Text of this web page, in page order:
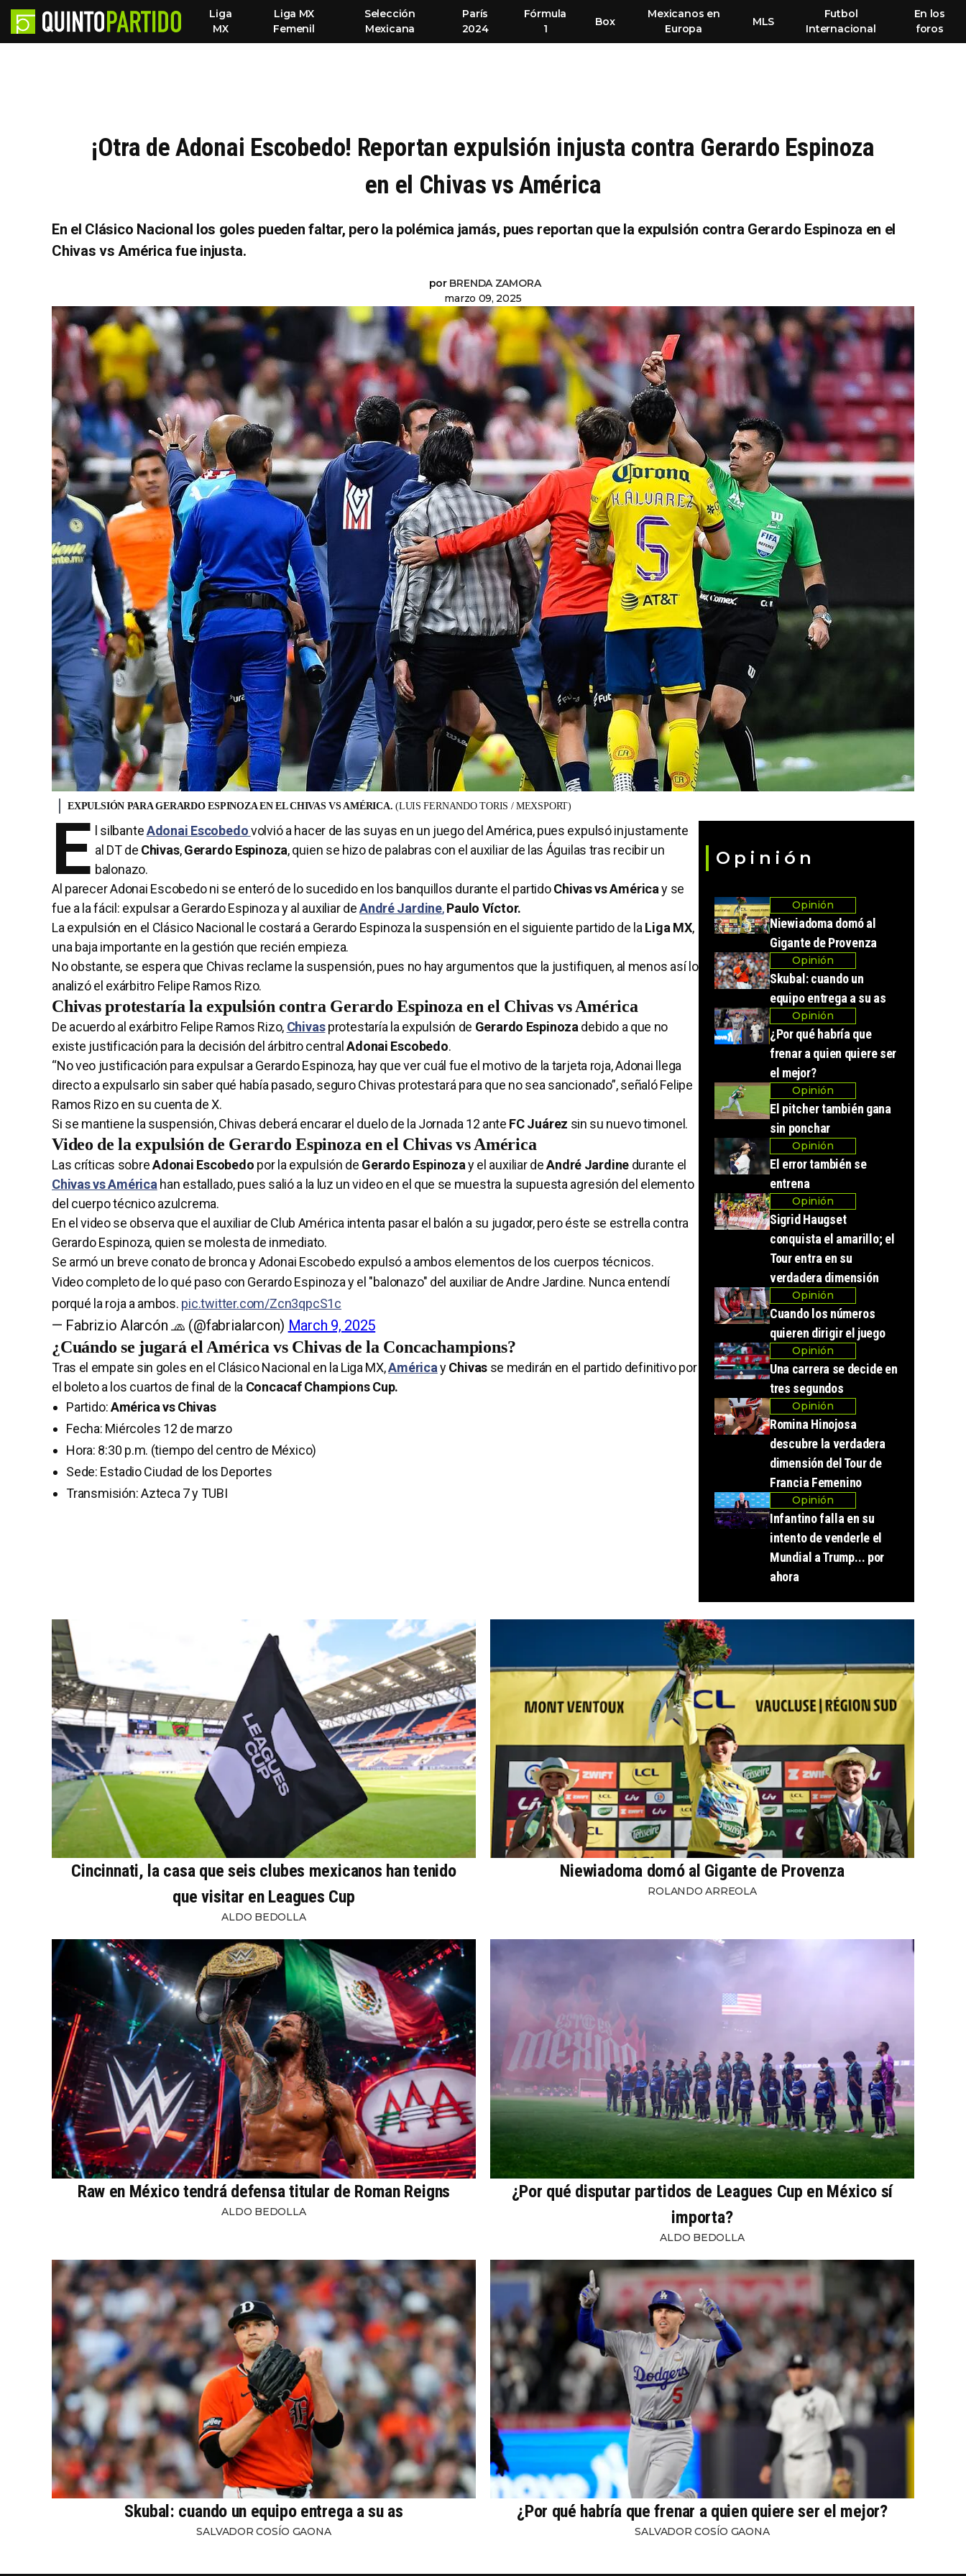
Liga
MX
Liga MX
Femenil
Selección
Mexicana
París
2024
Fórmula
1
Box
Mexicanos en
Europa
MLS
Futbol
Internacional
En los
foros
¡Otra de Adonai Escobedo! Reportan expulsión injusta contra Gerardo Espinoza
en el Chivas vs América
En el Clásico Nacional los goles pueden faltar, pero la polémica jamás, pues reportan que la expulsión contra Gerardo Espinoza en el
Chivas vs América fue injusta.
por BRENDA ZAMORA
marzo 09, 2025
EXPULSIÓN PARA GERARDO ESPINOZA EN EL CHIVAS VS AMÉRICA. (LUIS FERNANDO TORIS / MEXSPORT)
E l silbanteAdonai Escobedovolvió a hacer de las suyas en un juego del América, pues expulsó injustamente
al DT de Chivas,Gerardo Espinoza, quien se hizo de palabras con el auxiliar de las Águilas tras recibir un
balonazo.
Al parecer Adonai Escobedo ni se enteró de lo sucedido en los banquillos durante el partidoChivas vs Américay se
fue a la fácil: expulsar a Gerardo Espinoza y al auxiliar deAndré Jardine,Paulo Víctor.
La expulsión en el Clásico Nacional le costará a Gerardo Espinoza la suspensión en el siguiente partido de la Liga MX,
una baja importante en la gestión que recién empieza.
No obstante, se espera que Chivas reclame la suspensión, pues no hay argumentos que la justifiquen, al menos así lo
analizó el exárbitro Felipe Ramos Rizo.
Chivas protestaría la expulsión contra Gerardo Espinoza en el Chivas vs América
De acuerdo al exárbitro Felipe Ramos Rizo, Chivasprotestaría la expulsión de Gerardo Espinoza debido a que no
existe justificación para la decisión del árbitro centralAdonai Escobedo.
“No veo justificación para expulsar a Gerardo Espinoza, hay que ver cuál fue el motivo de la tarjeta roja, Adonai llega
directo a expulsarlo sin saber qué había pasado, seguro Chivas protestará para que no sea sancionado”, señaló Felipe
Ramos Rizo en su cuenta de X.
Si se mantiene la suspensión, Chivas deberá encarar el duelo de la Jornada 12 ante FC Juárez sin su nuevo timonel.
Video de la expulsión de Gerardo Espinoza en el Chivas vs América
Las críticas sobreAdonai Escobedo por la expulsión de Gerardo Espinozay el auxiliar deAndré Jardine durante el
Chivas vs América han estallado, pues salió a la luz un video en el que se muestra la supuesta agresión del elemento
del cuerpo técnico azulcrema.
En el video se observa que el auxiliar de Club América intenta pasar el balón a su jugador, pero éste se estrella contra
Gerardo Espinoza, quien se molesta de inmediato.
Se armó un breve conato de bronca y Adonai Escobedo expulsó a ambos elementos de los cuerpos técnicos.
Video completo de lo qué paso con Gerardo Espinoza y el "balonazo" del auxiliar de Andre Jardine. Nunca entendí
porqué la roja a ambos. pic.twitter.com/Zcn3qpcS1c
— Fabrizio Alarcón 🧢 (@fabrialarcon) March 9, 2025
¿Cuándo se jugará el América vs Chivas de la Concachampions?
Tras el empate sin goles en el Clásico Nacional en la Liga MX,América yChivas se medirán en el partido definitivo por
el boleto a los cuartos de final de la Concacaf Champions Cup.
Partido:América vs Chivas
Fecha: Miércoles 12 de marzo
Hora: 8:30 p.m. (tiempo del centro de México)
Sede: Estadio Ciudad de los Deportes
Transmisión: Azteca 7 y TUBI
Opinión
Opinión
Niewiadoma domó al
Gigante de Provenza
Opinión
Skubal: cuando un
equipo entrega a su as
Opinión
¿Por qué habría que
frenar a quien quiere ser
el mejor?
Opinión
El pitcher también gana
sin ponchar
Opinión
El error también se
entrena
Opinión
Sigrid Haugset
conquista el amarillo; el
Tour entra en su
verdadera dimensión
Opinión
Cuando los números
quieren dirigir el juego
Opinión
Una carrera se decide en
tres segundos
Opinión
Romina Hinojosa
descubre la verdadera
dimensión del Tour de
Francia Femenino
Opinión
Infantino falla en su
intento de venderle el
Mundial a Trump... por
ahora
Cincinnati, la casa que seis clubes mexicanos han tenido
que visitar en Leagues Cup
ALDO BEDOLLA
Niewiadoma domó al Gigante de Provenza
ROLANDO ARREOLA
Raw en México tendrá defensa titular de Roman Reigns
ALDO BEDOLLA
¿Por qué disputar partidos de Leagues Cup en México sí
importa?
ALDO BEDOLLA
Skubal: cuando un equipo entrega a su as
SALVADOR COSÍO GAONA
¿Por qué habría que frenar a quien quiere ser el mejor?
SALVADOR COSÍO GAONA